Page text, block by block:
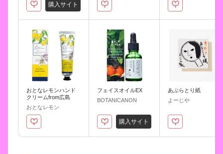
購入サイト
おとなレモンハンド
クリームfrom広島
おとなレモン
フェイスオイルEX
BOTANICANON
購入サイト
あぶらとり紙
よーじや